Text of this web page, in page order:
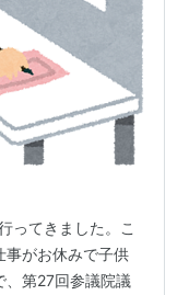
ってきました。こ
事がお休みで子供
、第27回参議院議